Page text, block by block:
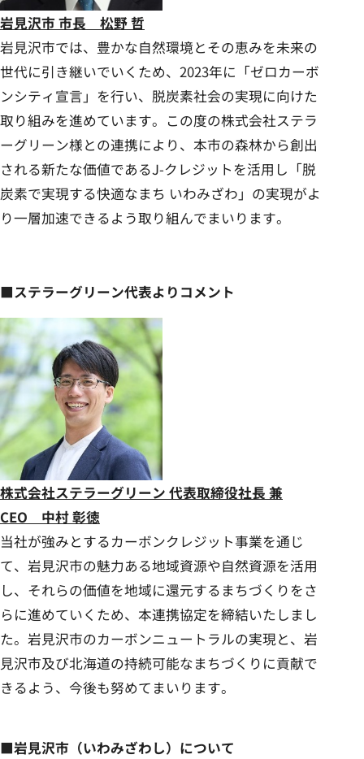
岩見沢市 市長 松野 哲
岩見沢市では、豊かな自然環境とその恵みを未来の
世代に引き継いでいくため、2023年に「ゼロカーボ
ンシティ宣言」を行い、脱炭素社会の実現に向けた
取り組みを進めています。この度の株式会社ステラ
ーグリーン様との連携により、本市の森林から創出
される新たな価値であるJ-クレジットを活用し「脱
炭素で実現する快適なまち いわみざわ」の実現がよ
り一層加速できるよう取り組んでまいります。
■ステラーグリーン代表よりコメント
株式会社ステラーグリーン 代表取締役社長 兼
CEO 中村 彰徳
当社が強みとするカーボンクレジット事業を通じ
て、岩見沢市の魅力ある地域資源や自然資源を活用
し、それらの価値を地域に還元するまちづくりをさ
らに進めていくため、本連携協定を締結いたしまし
た。岩見沢市のカーボンニュートラルの実現と、岩
見沢市及び北海道の持続可能なまちづくりに貢献で
きるよう、今後も努めてまいります。
■岩見沢市（いわみざわし）について